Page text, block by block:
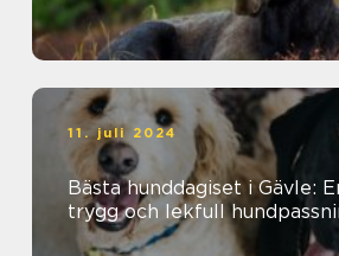
11. juli 2024
Bästa hunddagiset i Gävle:
trygg och lekfull